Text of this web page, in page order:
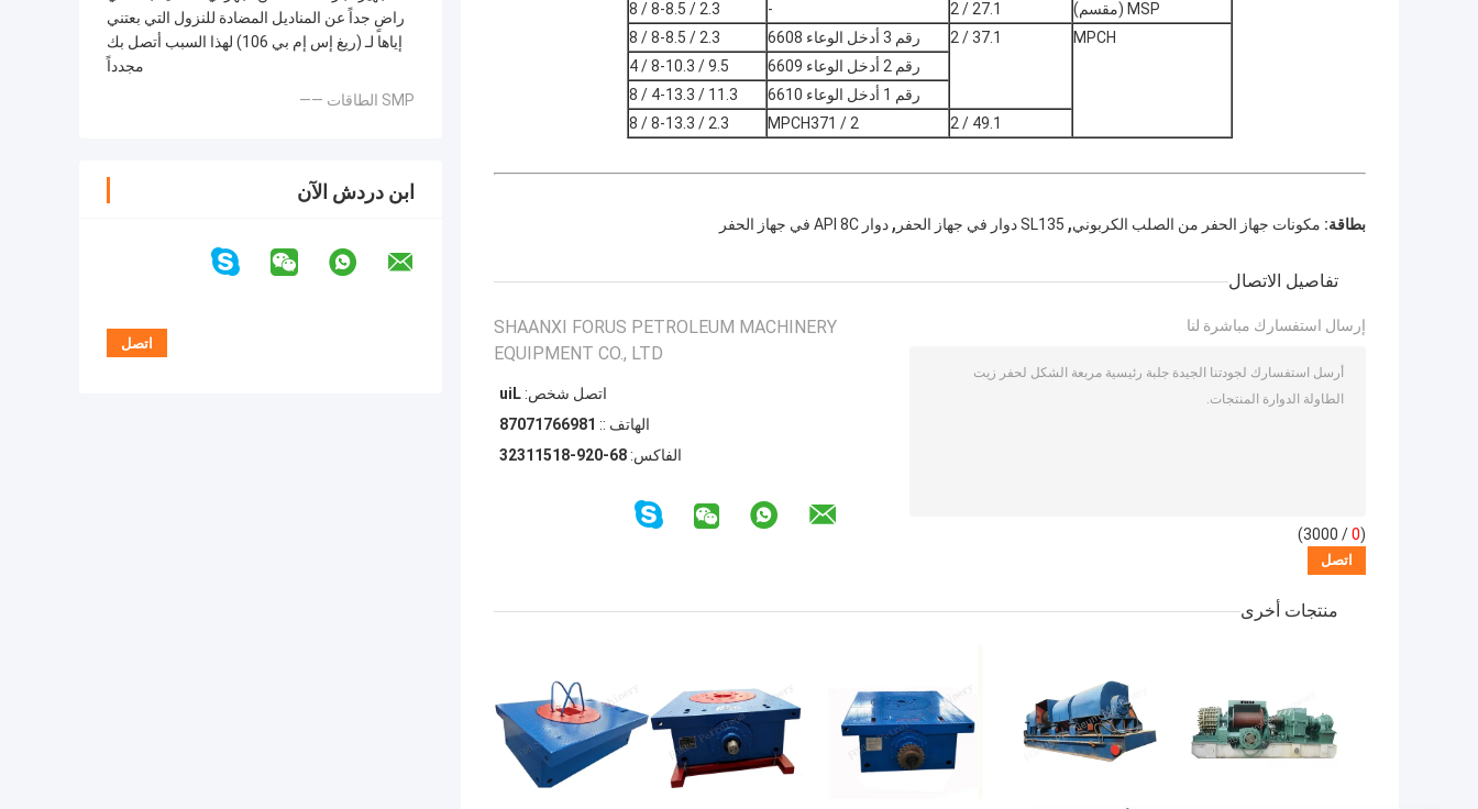
راضٍ جداً عن المناديل المضادة للنزول التي بعتني
إياها لـ (ريغ إس إم بي 106) لهذا السبب أتصل بك
مجدداً
—— الطاقات SMP
ابن دردش الآن
MSP (مقسم)
27.1 / 2
-
2.3 / 8-8.5 / 8
MPCH
37.1 / 2 رقم 3 أدخل الوعاء 6608
2.3 / 8-8.5 / 8
رقم 2 أدخل الوعاء 6609
9.5 / 8-10.3 / 4
رقم 1 أدخل الوعاء 6610
11.3 / 4-13.3 / 8
49.1 / 2
MPCH371 / 2
2.3 / 8-13.3 / 8
بطاقة: مكونات جهاز الحفر من الصلب الكربوني, SL135 دوار في جهاز الحفر , دوار API 8C في جهاز الحفر
تفاصيل الاتصال
SHAANXI FORUS PETROLEUM MACHINERY
EQUIPMENT CO., LTD
اتصل شخص: Liu
الهاتف :: 18966717078
الفاكس: 86-029-81511323
إرسال استفسارك مباشرة لنا
(
0
/ 3000)
منتجات أخرى